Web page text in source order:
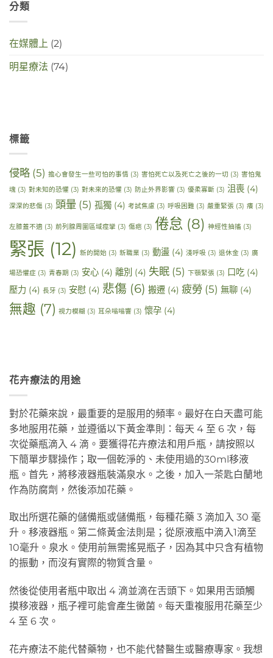
分類
在媒體上 (2)
明星療法 (74)
標籤
侵略 (5) 擔心會發生一些可怕的事情 (3) 害怕死亡以及死亡之後的一切 (3) 害怕鬼
魂 (3) 對未知的恐懼 (3) 對未來的恐懼 (3) 防止外界影響 (3) 優柔寡斷 (3) 沮喪 (4)
深深的悲傷 (3) 頭暈 (5) 孤獨 (4) 考試焦慮 (3) 呼吸困難 (3) 嚴重緊張 (3) 癢 (3)
左膝蓋不適 (3) 前列腺周圍區域痙攣 (3) 傷疤 (3) 倦怠 (8) 神經性抽搐 (3)
緊張 (12) 新的開始 (3) 新職業 (3) 動盪 (4) 淺呼吸 (3) 退休金 (3) 廣
場恐懼症 (3) 青春期 (3) 安心 (4) 離別 (4) 失眠 (5) 下顎緊張 (3) 口吃 (4)
壓力 (4) 長牙 (3) 安慰 (4) 悲傷 (6) 搬遷 (4) 疲勞 (5) 無聊 (4)
無趣 (7) 視力模糊 (3) 耳朵嗡嗡響 (3) 懷孕 (4)
花卉療法的用途
對於花藥來說，最重要的是服用的頻率。最好在白天盡可能
多地服用花藥，並遵循以下黃金準則：每天 4 至 6 次，每
次從藥瓶滴入 4 滴。要獲得花卉療法和用戶瓶，請按照以
下簡單步驟操作；取一個乾淨的、未使用過的30ml移液
瓶。首先，將移液器瓶裝滿泉水。之後，加入一茶匙白蘭地
作為防腐劑，然後添加花藥。
取出所選花藥的儲備瓶或儲備瓶，每種花藥 3 滴加入 30 毫
升。移液器瓶。第二條黃金法則是；從原液瓶中滴入1滴至
10毫升。泉水。使用前無需搖晃瓶子，因為其中只含有植物
的振動，而沒有實際的物質含量。
然後從使用者瓶中取出 4 滴並滴在舌頭下。如果用舌頭觸
摸移液器，瓶子裡可能會產生黴菌。每天重複服用花藥至少
4 至 6 次。
花卉療法不能代替藥物，也不能代替醫生或醫療專家。我想